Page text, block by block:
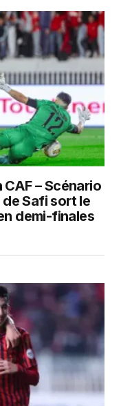
– Scénario
de Safi sort le
demi-finales